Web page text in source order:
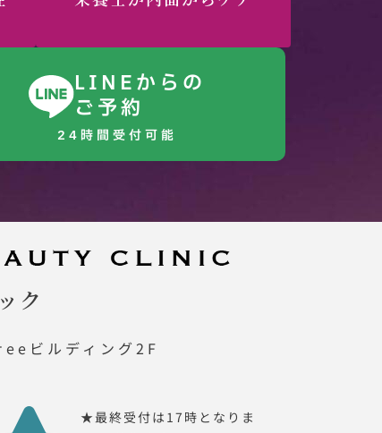
LINEからの
ご予約
24時間受付可能
ク
ビルディング2F
★最終受付は17時となりま